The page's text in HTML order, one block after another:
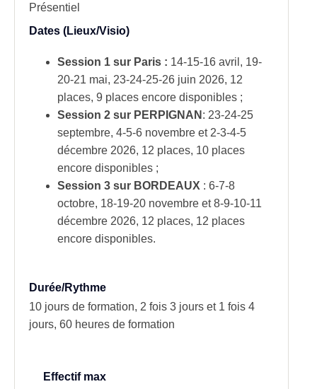
Présentiel
Dates (Lieux/Visio)
Session 1 sur Paris : 14-15-16 avril, 19-
20-21 mai, 23-24-25-26 juin 2026, 12
places, 9 places encore disponibles ;
Session 2 sur PERPIGNAN : 23-24-25
septembre, 4-5-6 novembre et 2-3-4-5
décembre 2026, 12 places, 10 places
encore disponibles ;
Session 3 sur BORDEAUX : 6-7-8
octobre, 18-19-20 novembre et 8-9-10-11
décembre 2026, 12 places, 12 places
encore disponibles.
Durée/Rythme
10 jours de formation, 2 fois 3 jours et 1 fois 4
jours, 60 heures de formation
Effectif max